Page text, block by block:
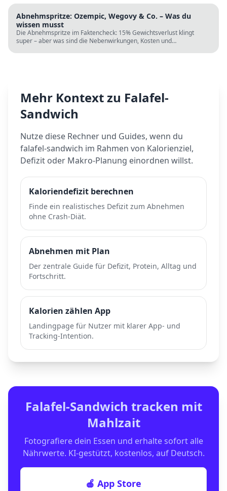
Abnehmspritze: Ozempic, Wegovy & Co. – Was du
wissen musst
Die Abnehmspritze im Faktencheck: 15% Gewichtsverlust klingt
super – aber was sind die Nebenwirkungen, Kosten und
Mehr Kontext zu Falafel-
Sandwich
Nutze diese Rechner und Guides, wenn du
falafel-sandwich im Rahmen von Kalorienziel,
Defizit oder Makro-Planung einordnen willst.
Kaloriendefizit berechnen
Finde ein realistisches Defizit zum Abnehmen
ohne Crash-Diät.
Abnehmen mit Plan
Der zentrale Guide für Defizit, Protein, Alltag und
Fortschritt.
Kalorien zählen App
Landingpage für Nutzer mit klarer App- und
Tracking-Intention.
Falafel-Sandwich tracken mit
Mahlzait
Fotografiere dein Essen und erhalte sofort alle
Nährwerte. KI-gestützt, kostenlos, auf Deutsch.
🍎 App Store